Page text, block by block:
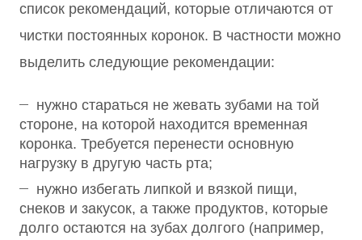
список рекомендаций, которые отличаются от
чистки постоянных коронок. В частности можно
выделить следующие рекомендации:
нужно стараться не жевать зубами на той
стороне, на которой находится временная
коронка. Требуется перенести основную
нагрузку в другую часть рта;
нужно избегать липкой и вязкой пищи,
снеков и закусок, а также продуктов, которые
долго остаются на зубах долгого (например,